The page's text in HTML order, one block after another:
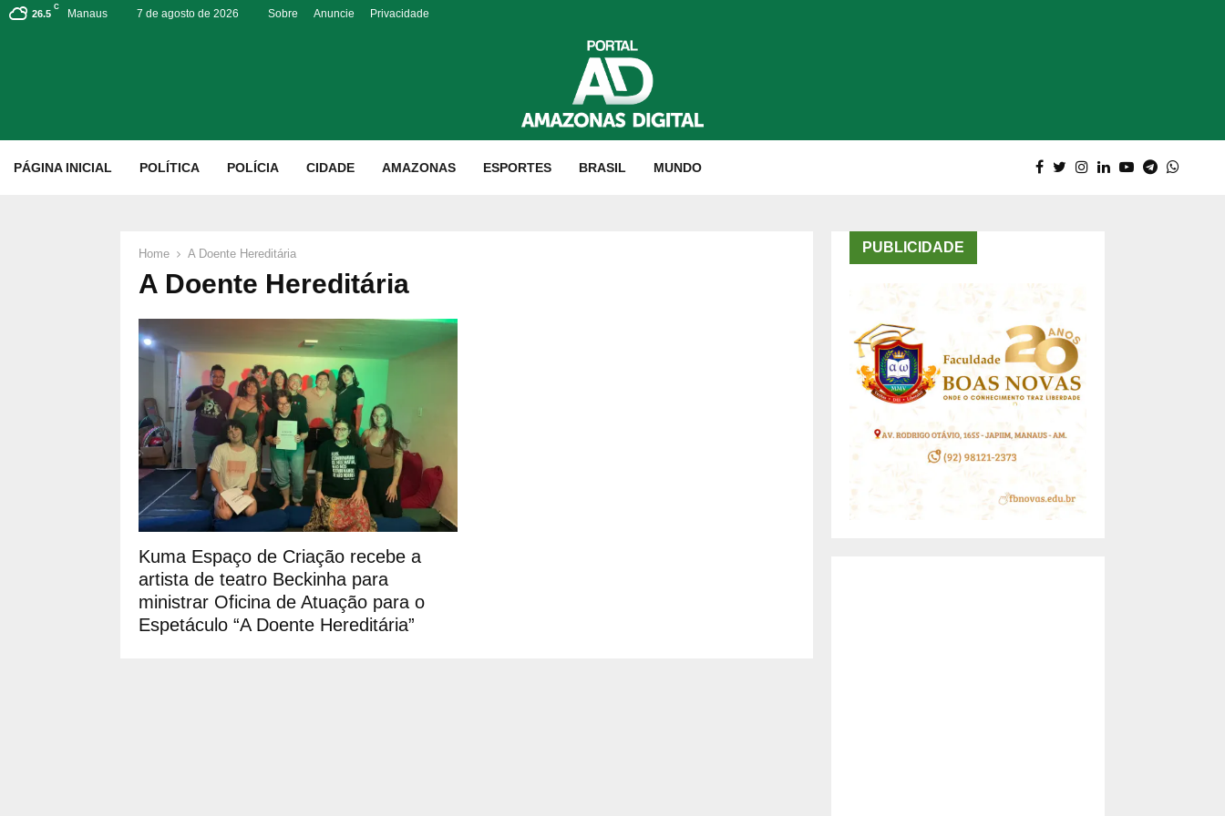
26.5
C
Manaus 7 de agosto de 2026 Sobre Anuncie Privacidade
PÁGINA INICIAL POLÍTICA POLÍCIA CIDADE AMAZONAS ESPORTES BRASIL MUNDO
Home A Doente Hereditária
A Doente Hereditária
Kuma Espaço de Criação recebe a
artista de teatro Beckinha para
ministrar Oficina de Atuação para o
Espetáculo “A Doente Hereditária”
PUBLICIDADE